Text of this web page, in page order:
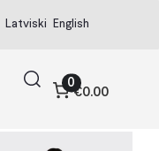
Latviski English
0
€0.00